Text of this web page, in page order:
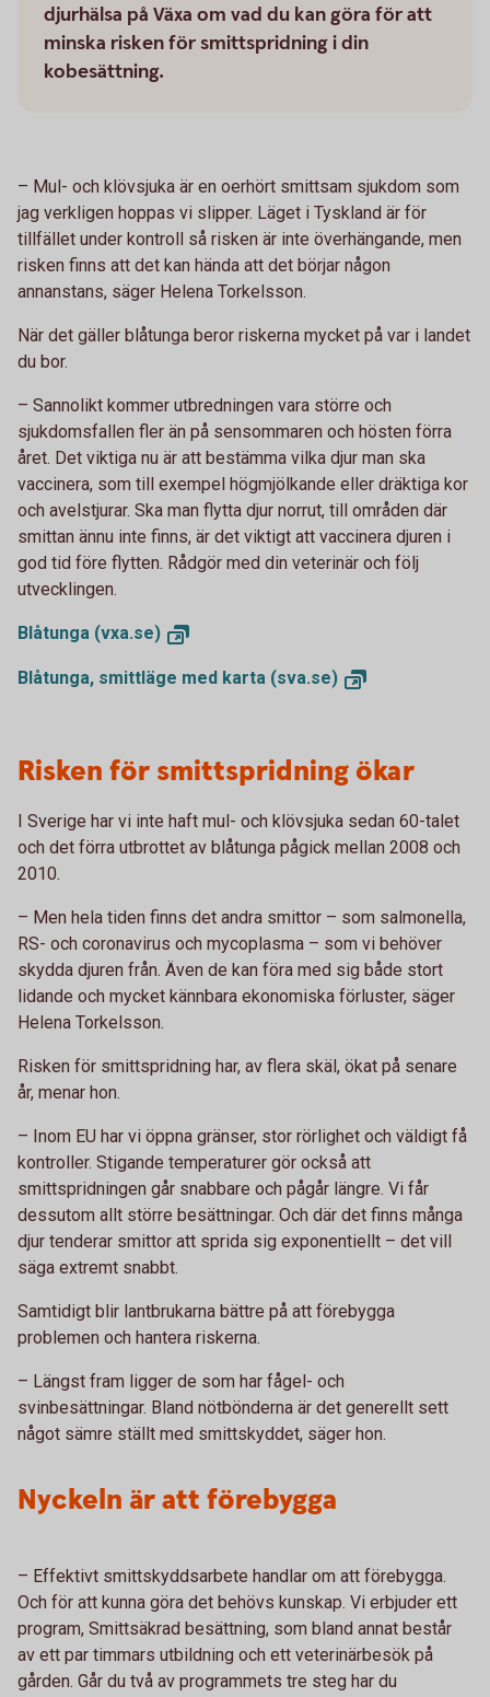
djurhälsa på Växa om vad du kan göra för att
minska risken för smittspridning i din
kobesättning.
– Mul- och klövsjuka är en oerhört smittsam sjukdom som
jag verkligen hoppas vi slipper. Läget i Tyskland är för
tillfället under kontroll så risken är inte överhängande, men
risken finns att det kan hända att det börjar någon
annanstans, säger Helena Torkelsson.
När det gäller blåtunga beror riskerna mycket på var i landet
du bor.
– Sannolikt kommer utbredningen vara större och
sjukdomsfallen fler än på sensommaren och hösten förra
året. Det viktiga nu är att bestämma vilka djur man ska
vaccinera, som till exempel högmjölkande eller dräktiga kor
och avelstjurar. Ska man flytta djur norrut, till områden där
smittan ännu inte finns, är det viktigt att vaccinera djuren i
god tid före flytten. Rådgör med din veterinär och följ
utvecklingen.
Blåtunga (vxa.se)
Blåtunga, smittläge med karta (sva.se)
Risken för smittspridning ökar
I Sverige har vi inte haft mul- och klövsjuka sedan 60-talet
och det förra utbrottet av blåtunga pågick mellan 2008 och
2010.
– Men hela tiden finns det andra smittor – som salmonella,
RS- och coronavirus och mycoplasma – som vi behöver
skydda djuren från. Även de kan föra med sig både stort
lidande och mycket kännbara ekonomiska förluster, säger
Helena Torkelsson.
Risken för smittspridning har, av flera skäl, ökat på senare
år, menar hon.
– Inom EU har vi öppna gränser, stor rörlighet och väldigt få
kontroller. Stigande temperaturer gör också att
smittspridningen går snabbare och pågår längre. Vi får
dessutom allt större besättningar. Och där det finns många
djur tenderar smittor att sprida sig exponentiellt – det vill
säga extremt snabbt.
Samtidigt blir lantbrukarna bättre på att förebygga
problemen och hantera riskerna.
– Längst fram ligger de som har fågel- och
svinbesättningar. Bland nötbönderna är det generellt sett
något sämre ställt med smittskyddet, säger hon.
Nyckeln är att förebygga
– Effektivt smittskyddsarbete handlar om att förebygga.
Och för att kunna göra det behövs kunskap. Vi erbjuder ett
program, Smittsäkrad besättning, som bland annat består
av ett par timmars utbildning och ett veterinärbesök på
gården. Går du två av programmets tre steg har du